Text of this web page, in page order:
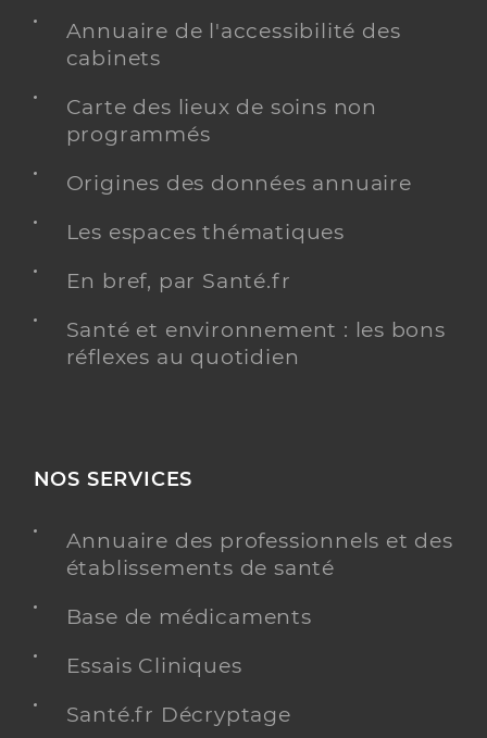
Annuaire de l'accessibilité des
cabinets
Carte des lieux de soins non
programmés
Origines des données annuaire
Les espaces thématiques
En bref, par Santé.fr
Santé et environnement : les bons
réflexes au quotidien
NOS SERVICES
Annuaire des professionnels et des
établissements de santé
Base de médicaments
Essais Cliniques
Santé.fr Décryptage